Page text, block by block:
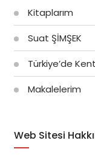
Kitaplarım
Suat ŞİMŞEK
Türkiye’de
Makalelerim
Web Sitesi